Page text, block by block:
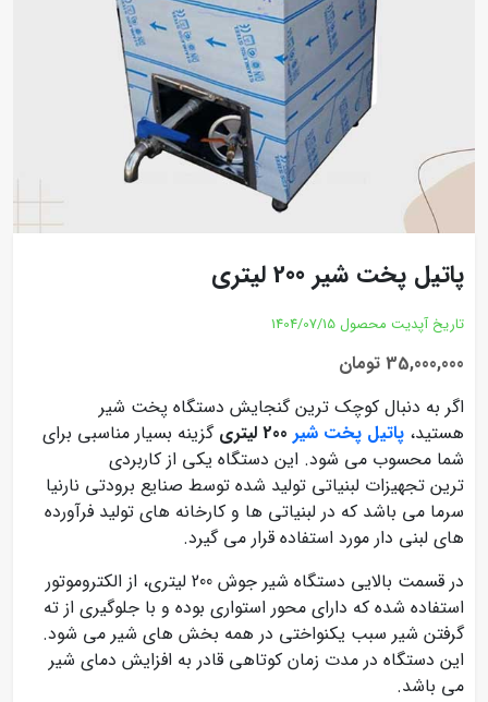
پاتیل پخت شیر 200 لیتری
تاریخ آپدیت محصول 1404/07/15
35,000,000 تومان
اگر به دنبال کوچک ترین گنجایش دستگاه پخت شیر
هستید، پاتیل پخت شیر
گزینه بسیار مناسبی برای
شما محسوب می شود. این دستگاه یکی از کاربردی
ترین تجهیزات لبنیاتی تولید شده توسط صنایع برودتی نارنیا
سرما می باشد که در لبنیاتی ها و کارخانه های تولید فرآورده
های لبنی دار مورد استفاده قرار می گیرد.
در قسمت بالایی دستگاه شیر جوش 200 لیتری، از الکتروموتور
استفاده شده که دارای محور استواری بوده و با جلوگیری از ته
گرفتن شیر سبب یکنواختی در همه بخش های شیر می شود.
این دستگاه در مدت زمان کوتاهی قادر به افزایش دمای شیر
می باشد.